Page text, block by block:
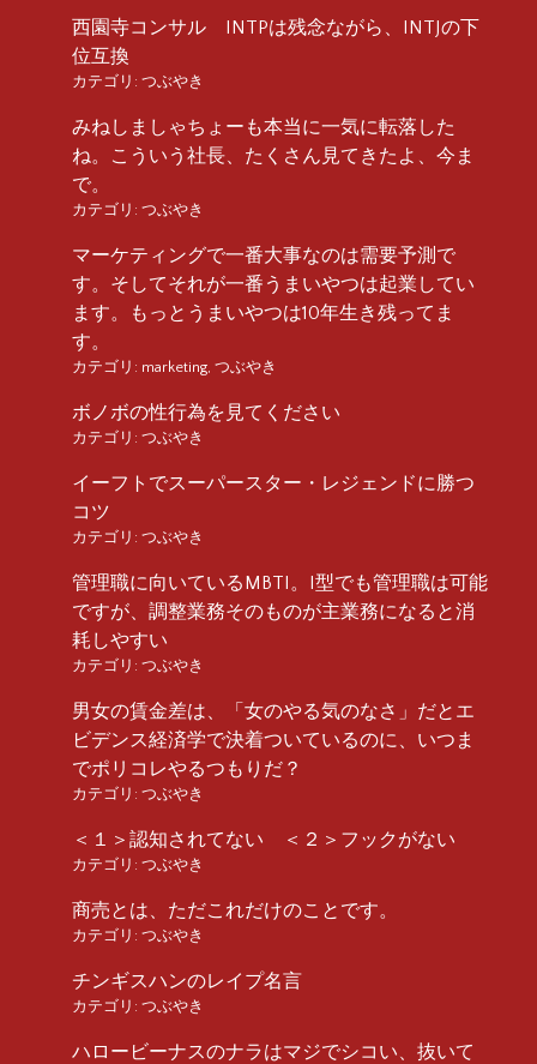
西園寺コンサル INTPは残念ながら、INTJの下
位互換
カテゴリ: つぶやき
みねしましゃちょーも本当に一気に転落した
ね。こういう社長、たくさん見てきたよ、今ま
で。
カテゴリ: つぶやき
マーケティングで一番大事なのは需要予測で
す。そしてそれが一番うまいやつは起業してい
ます。もっとうまいやつは10年生き残ってま
す。
カテゴリ: marketing, つぶやき
ボノボの性行為を見てください
カテゴリ: つぶやき
イーフトでスーパースター・レジェンドに勝つ
コツ
カテゴリ: つぶやき
管理職に向いているMBTI。I型でも管理職は可能
ですが、調整業務そのものが主業務になると消
耗しやすい
カテゴリ: つぶやき
男女の賃金差は、「女のやる気のなさ」だとエ
ビデンス経済学で決着ついているのに、いつま
でポリコレやるつもりだ？
カテゴリ: つぶやき
＜１＞認知されてない ＜２＞フックがない
カテゴリ: つぶやき
商売とは、ただこれだけのことです。
カテゴリ: つぶやき
チンギスハンのレイプ名言
カテゴリ: つぶやき
ハロービーナスのナラはマジでシコい、抜いて